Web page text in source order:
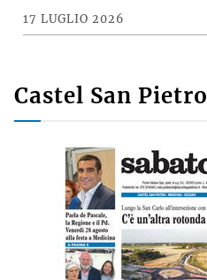
17 LUGLIO 2026
Castel San Pietro